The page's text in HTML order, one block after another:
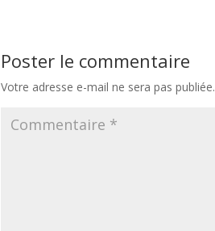
Poster le commentaire
Votre adresse e-mail ne sera pas publiée.